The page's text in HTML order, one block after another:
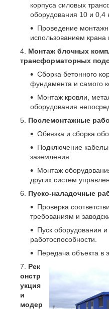
корпуса силовых
оборудования 10 и 0,4
Проведение
использованием крана
Монтаж блочных
трансформаторных
Сборка бетонного
фундамента и самого
Монтаж кровли,
оборудования
Послемонтажные
Обвязка и сборка
Подключение
заземления.
Монтаж
других систем
Пуско-наладочные
Проверка
требованиям и
Пуск оборудования и
работоспособности.
Передача объекта в
Рек
онстр
укция
и
модер